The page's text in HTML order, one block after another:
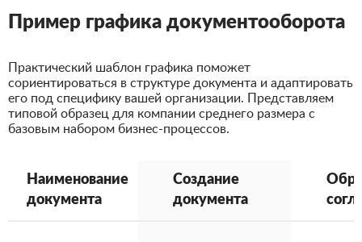
Пример графика документооборота
Практический шаблон графика поможет
сориентироваться в структуре документа и адаптировать
его под специфику вашей организации. Представляем
типовой образец для компании среднего размера с
базовым набором бизнес-процессов.
Наименование
документа
Создание
документа